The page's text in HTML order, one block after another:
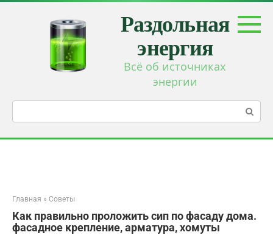
Перейти
Раздольная
энергия
Всё об источниках
энергии
Главная » Советы
Как правильно проложить сип по фасаду дома.
фасадное крепление, арматура, хомуты